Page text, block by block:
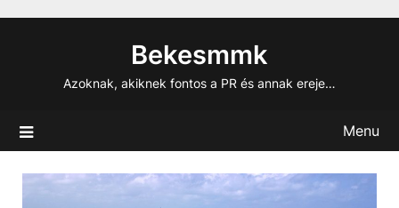
Bekesmmk
Azoknak, akiknek fontos a PR és annak ereje…
Menu